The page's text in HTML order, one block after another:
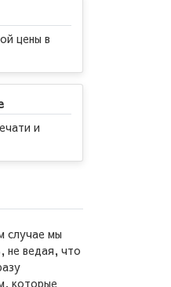
цены в
и
случае мы
не ведая, что
которые